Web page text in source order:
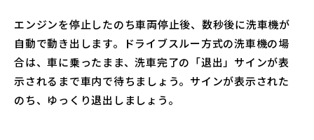
エンジンを停止したのち車両停止後、数秒後に洗車機が
自動で動き出します。ドライブスルー方式の洗車機の場
合は、車に乗ったまま、洗車完了の「退出」サインが表
示されるまで車内で待ちましょう。サインが表示された
のち、ゆっくり退出しましょう。